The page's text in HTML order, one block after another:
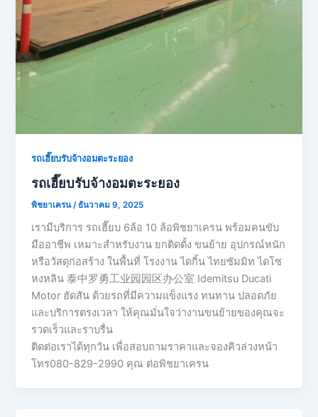
รถเฮี๊ยบรับจ้างอมตะระยอง
รถเฮี๊ยบรับจ้างอมตะระยอง
พิชยาเครน / ธันวาคม 9, 2025
เรามีบริการ รถเฮี๊ยบ 6ล้อ 10 ล้อพิชยาเครน พร้อมคนขับ
มืออาชีพ เหมาะสำหรับงาน ยกติดตั้ง ขนย้าย อุปกรณ์หนัก
หรือวัสดุก่อสร้าง ในพื้นที่ โรงงาน ไดกิ้น ไทยซัมมิท ไดโซ
หงหลิน 泰中罗勇工业园园区办公室 Idemitsu Ducati
Motor ฮัดสัน ด้วยรถที่มีความแข็งแรง ทนทาน ปลอดภัย
และบริการตรงเวลา ให้คุณมั่นใจว่างานขนย้ายของคุณจะ
รวดเร็วและราบรื่น
ติดต่อเราได้ทุกวัน เพื่อสอบถามราคาและจองคิวล่วงหน้า
โทร080-829-2990 คุณ ต่อพิชยาเครน